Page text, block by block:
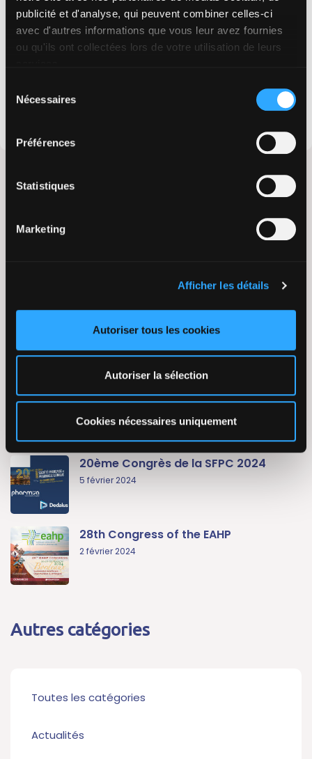
publicité et d'analyse, qui peuvent combiner celles-ci
avec d'autres informations que vous leur avez fournies
ou qu'ils ont collectées lors de votre utilisation de leurs
Nécessaires
Préférences
Statistiques
Marketing
Afficher les détails
Autoriser tous les cookies
Autoriser la sélection
Cookies nécessaires uniquement
nos experts !
Consulter lesite
Consulter le
2 mai 2024
SantExpo 2024
20ème Congrès de la SFPC 2024
5 février 2024
28th Congress of the EAHP
2 février 2024
Autres catégories
Toutes les catégories
Actualités